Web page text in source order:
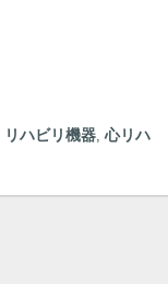
リハビリ機器, 心リハ